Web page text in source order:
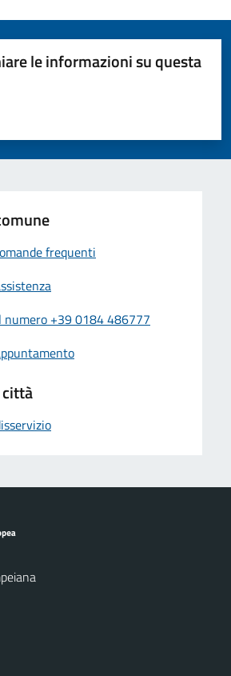
le informazioni su questa
5 stelle su 5
stelle su 5
su 5
5
frequenti
numero +39 0184 486777